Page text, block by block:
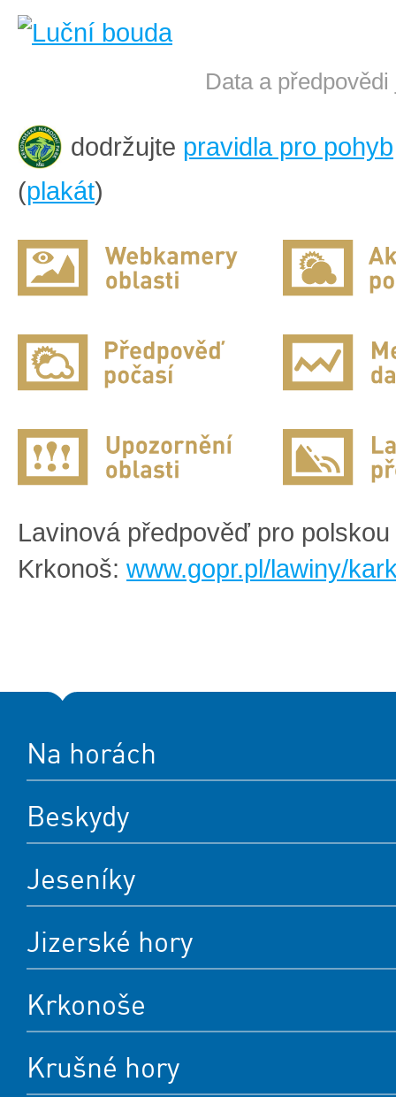
Data a
dodržujte pravidla pro pohyb
(plakát)
Lavinová předpověď pro
Krkonoš: www.gopr.pl/lawiny/
Na horách
Beskydy
Jeseníky
Jizerské hory
Krkonoše
Krušné hory